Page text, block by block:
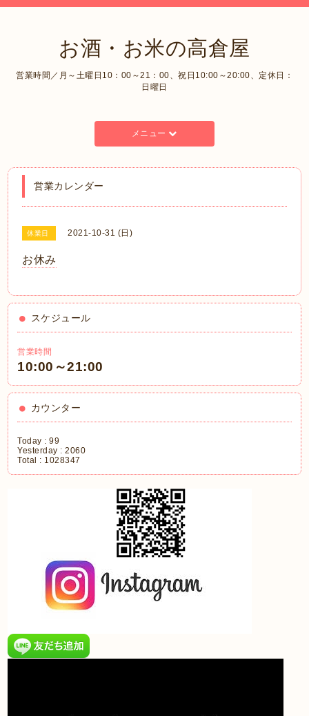
お酒・お米の高倉屋
営業時間／月～土曜日10：00～21：00、祝日10:00～20:00、定休日：
日曜日
メニュー
営業カレンダー
休業日 2021-10-31 (日)
お休み
スケジュール
営業時間
10:00～21:00
カウンター
Today :99
Yesterday :2060
Total : 1028347